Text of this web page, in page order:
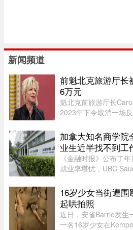
新闻频道
前魁北克旅游厅长
6万元
魁北克前旅游厅长
2023年下令取消一场
Caroline Proulx“滥用
合理依据。 ...
加拿大知名商学院
业生近半找不到工
《金融时报》公布了
就业率堪忧，UBC
有 53% 的人表示毕业
RICHARD LAM /PNG
16岁少女当街遭
起哄拍照
近日，安省Barrie发生
一名16岁少女在